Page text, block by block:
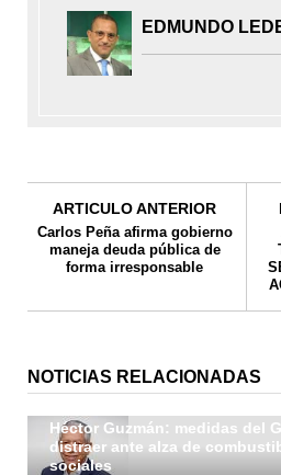
EDMUNDO
ARTICULO ANTERIOR
Carlos Peña afirma gobierno
maneja deuda pública de
forma irresponsable
NOTICIAS RELACIONADAS
Héctor Guzmán: medidas del
distraer ante alza de
sociales